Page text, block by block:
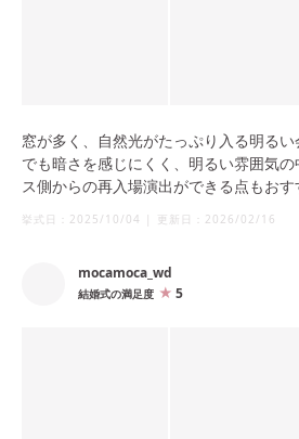
窓が多く、自然光がたっぷり入る明る
でも暗さを感じにくく、明るい雰囲気
ス側からの再入場演出ができる点もおす
挙式日： 2025/10/04 | 更新日： 2026/02/16
mocamoca_wd
結婚式の満足度 5